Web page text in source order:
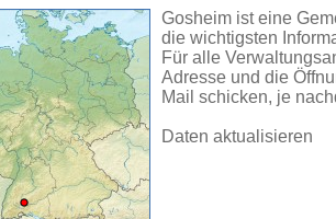
Gosheim ist eine
die wichtigsten
Für alle
Adresse und die
Mail schicken, je
Daten aktualisieren